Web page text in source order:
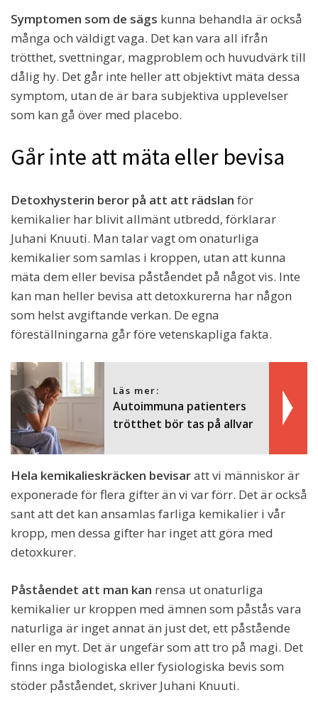
Symptomen som de sägs kunna behandla är också
många och väldigt vaga. Det kan vara all ifrån
trötthet, svettningar, magproblem och huvudvärk till
dålig hy. Det går inte heller att objektivt mäta dessa
symptom, utan de är bara subjektiva upplevelser
som kan gå över med placebo.
Går inte att mäta eller bevisa
Detoxhysterin beror på att att rädslan för
kemikalier har blivit allmänt utbredd, förklarar
Juhani Knuuti. Man talar vagt om onaturliga
kemikalier som samlas i kroppen, utan att kunna
mäta dem eller bevisa påståendet på något vis. Inte
kan man heller bevisa att detoxkurerna har någon
som helst avgiftande verkan. De egna
föreställningarna går före vetenskapliga fakta.
Läs mer:
Autoimmuna patienters
trötthet bör tas på allvar
Hela kemikalieskräcken bevisaratt vi människor är
exponerade för flera gifter än vi var förr. Det är också
sant att det kan ansamlas farliga kemikalier i vår
kropp, men dessa gifter har inget att göra med
detoxkurer.
Påståendet att man kan rensa ut onaturliga
kemikalier ur kroppen med ämnen som påstås vara
naturliga är inget annat än just det, ett påstående
eller en myt. Det är ungefär som att tro på magi. Det
finns inga biologiska eller fysiologiska bevis som
stöder påståendet, skriver Juhani Knuuti.